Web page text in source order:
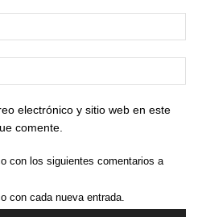
electrónico y sitio web en este
comente.
con los siguientes comentarios a
con cada nueva entrada.